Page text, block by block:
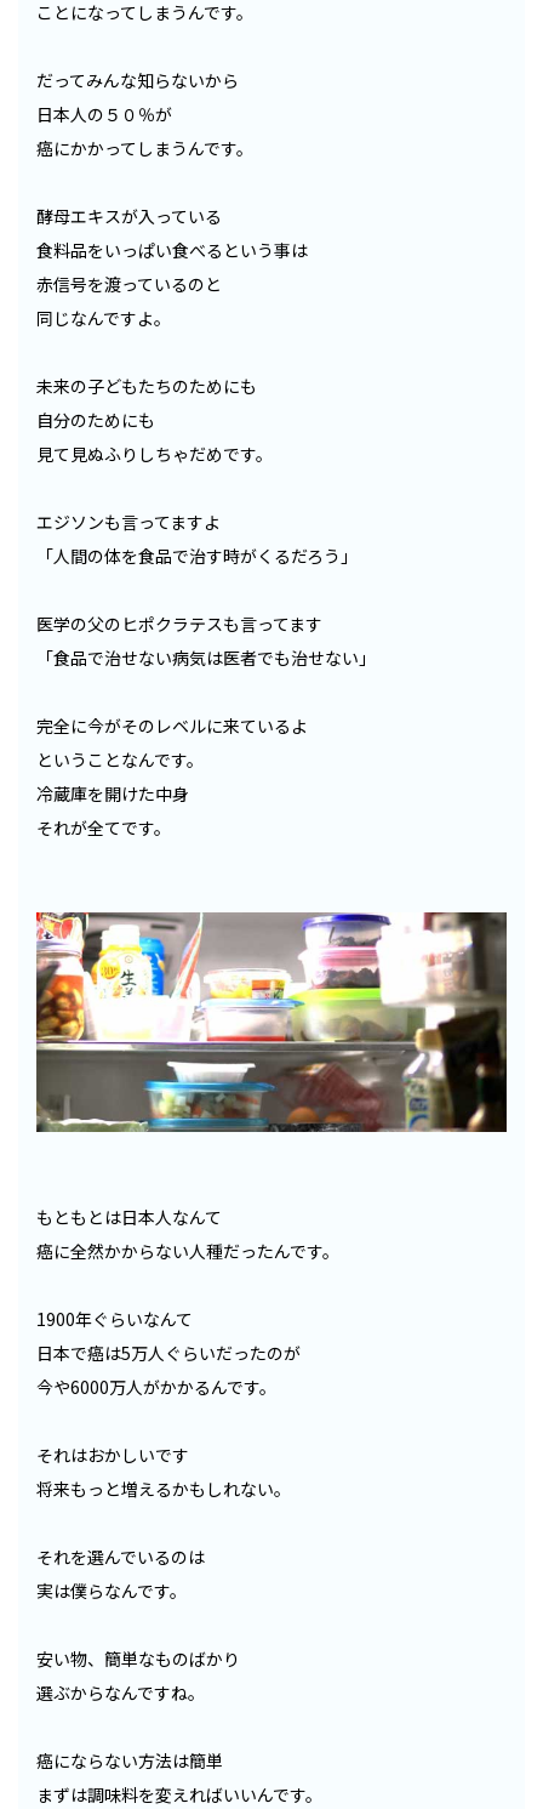
ことになってしまうんです。
だってみんな知らないから
日本人の５０％が
癌にかかってしまうんです。
酵母エキスが入っている
食料品をいっぱい食べるという事は
赤信号を渡っているのと
同じなんですよ。
未来の子どもたちのためにも
自分のためにも
見て見ぬふりしちゃだめです。
エジソンも言ってますよ
「人間の体を食品で治す時がくるだろう」
医学の父のヒポクラテスも言ってます
「食品で治せない病気は医者でも治せない」
完全に今がそのレベルに来ているよ
ということなんです。
冷蔵庫を開けた中身
それが全てです。
もともとは日本人なんて
癌に全然かからない人種だったんです。
1900年ぐらいなんて
日本で癌は5万人ぐらいだったのが
今や6000万人がかかるんです。
それはおかしいです
将来もっと増えるかもしれない。
それを選んでいるのは
実は僕らなんです。
安い物、簡単なものばかり
選ぶからなんですね。
癌にならない方法は簡単
まずは調味料を変えればいいんです。